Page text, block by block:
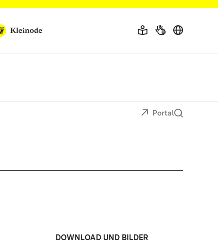
Kleinode
Portal
DOWNLOAD UND BILDER